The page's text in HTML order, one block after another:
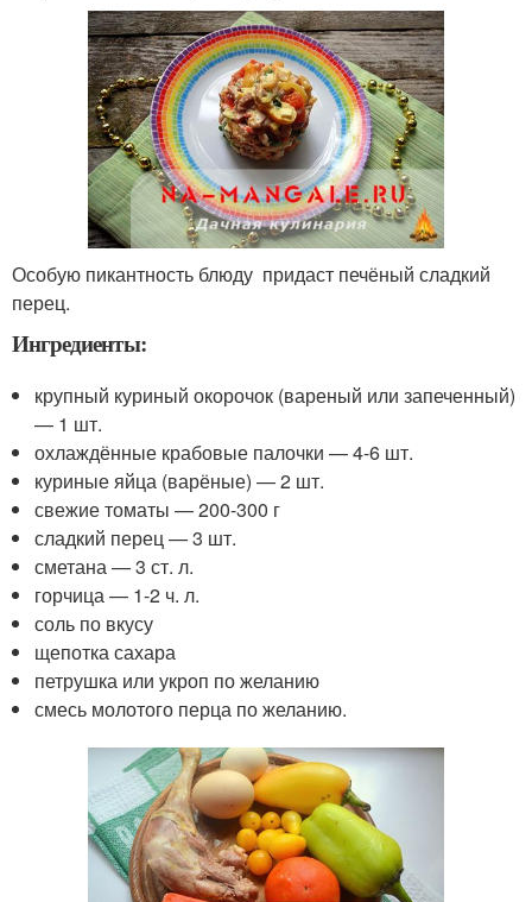
Особую пикантность блюду придаст печёный сладкий
перец.
Ингредиенты:
крупный куриный окорочок (вареный или запеченный)
— 1 шт.
охлаждённые крабовые палочки — 4-6 шт.
куриные яйца (варёные) — 2 шт.
свежие томаты — 200-300 г
сладкий перец — 3 шт.
сметана — 3 ст. л.
горчица — 1-2 ч. л.
соль по вкусу
щепотка сахара
петрушка или укроп по желанию
смесь молотого перца по желанию.